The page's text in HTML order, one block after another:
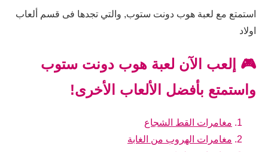
استمتع مع لعبة هوب دونت ستوب, والتي تجدها فى قسم ألعاب
اولاد
🎮 إلعب الآن لعبة هوب دونت ستوب
واستمتع بأفضل الألعاب الأخرى!
مغامرات القط الشجاع
مغامرات الهروب من الغابة